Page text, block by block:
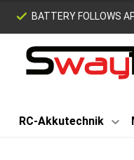
BATTERY FOLLOWS
RC-Akkutechnik